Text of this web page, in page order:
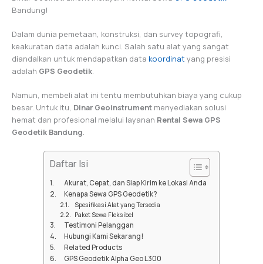
Bandung!
Dalam dunia pemetaan, konstruksi, dan survey topografi,
keakuratan data adalah kunci. Salah satu alat yang sangat
diandalkan untuk mendapatkan data koordinatyang presisi
adalah GPS Geodetik.
Namun, membeli alat ini tentu membutuhkan biaya yang cukup
besar. Untuk itu, Dinar Geoinstrument menyediakan solusi
hemat dan profesional melalui layanan Rental Sewa GPS
Geodetik Bandung.
Daftar Isi
Akurat, Cepat, dan Siap Kirim ke Lokasi Anda
Kenapa Sewa GPS Geodetik?
Spesifikasi Alat yang Tersedia
Paket Sewa Fleksibel
Testimoni Pelanggan
Hubungi Kami Sekarang!
Related Products
GPS Geodetik Alpha Geo L300